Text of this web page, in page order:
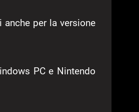
anche per la versione
PC e Nintendo